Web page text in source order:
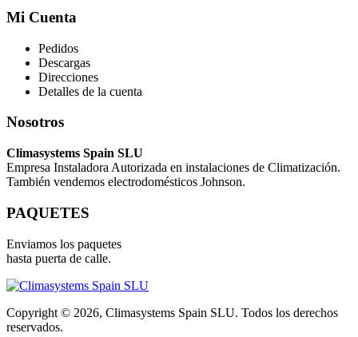
Mi Cuenta
Pedidos
Descargas
Direcciones
Detalles de la cuenta
Nosotros
Climasystems Spain SLU
Empresa Instaladora Autorizada en instalaciones de Climatización.
También vendemos electrodomésticos Johnson.
PAQUETES
Enviamos los paquetes
hasta puerta de calle.
Copyright © 2026, Climasystems Spain SLU. Todos los derechos
reservados.